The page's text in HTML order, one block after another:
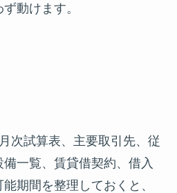
動けます。
次試算表、主要取引先、従
一覧、賃貸借契約、借入
期間を整理しておくと、